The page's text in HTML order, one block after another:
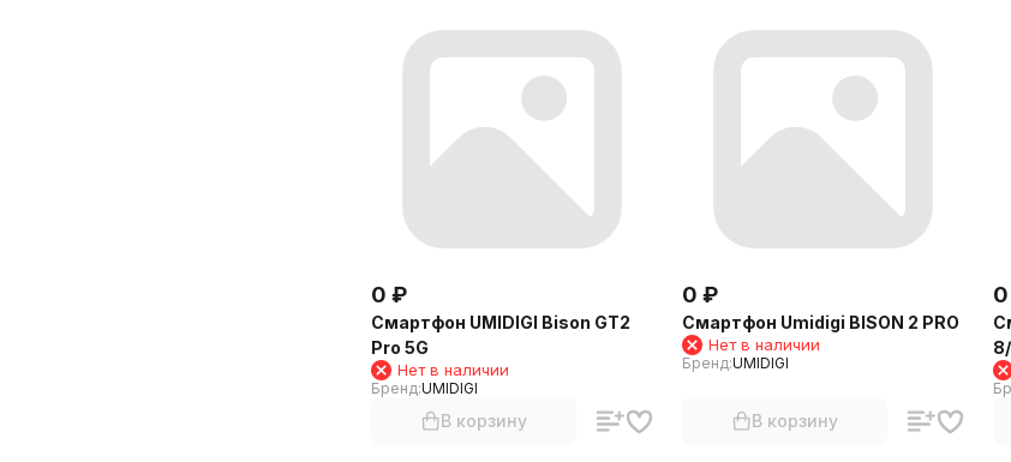
0 ₽
Смартфон UMIDIGI Bison GT2
Pro 5G
Нет в наличии
Бренд:UMIDIGI
В корзину
0 ₽
Смартфон Umidigi BISON 2 PRO
Нет в наличии
Бренд:UMIDIGI
В корзину
0